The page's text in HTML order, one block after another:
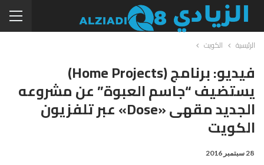
الرئيسية الكويت
فيديو: برنامج (Home Projects)
يستضيف “جاسم العبوة” عن مشروعه
الجديد مقهى «Dose» عبر تلفزيون
الكويت
28 سبتمبر 2016